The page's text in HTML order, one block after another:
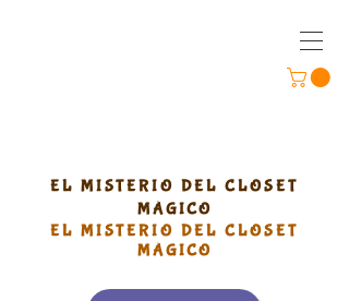
EL MISTERIO DEL CLOSET
MÁGICO
EL MISTERIO DEL CLOSET
MÁGICO